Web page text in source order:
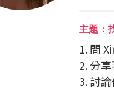
主題：
1. 問
2. 分
3. 討